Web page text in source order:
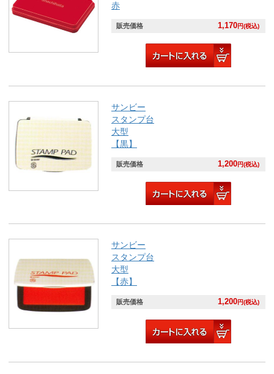
赤
販売価格 1,170円(税込)
サンビー
スタンプ台
大型
【黒】
販売価格 1,200円(税込)
サンビー
スタンプ台
大型
【赤】
販売価格 1,200円(税込)